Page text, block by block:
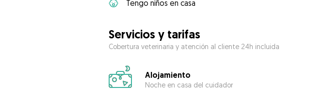
Tengo niños en casa
Servicios y tarifas
Cobertura veterinaria y atención al cliente 24h incluida
Alojamiento
Noche en casa del cuidador